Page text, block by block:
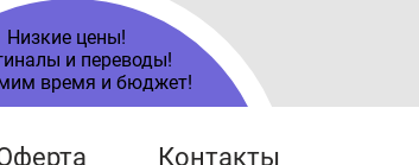
Низкие цены!
и переводы!
время и бюджет!
Контакты